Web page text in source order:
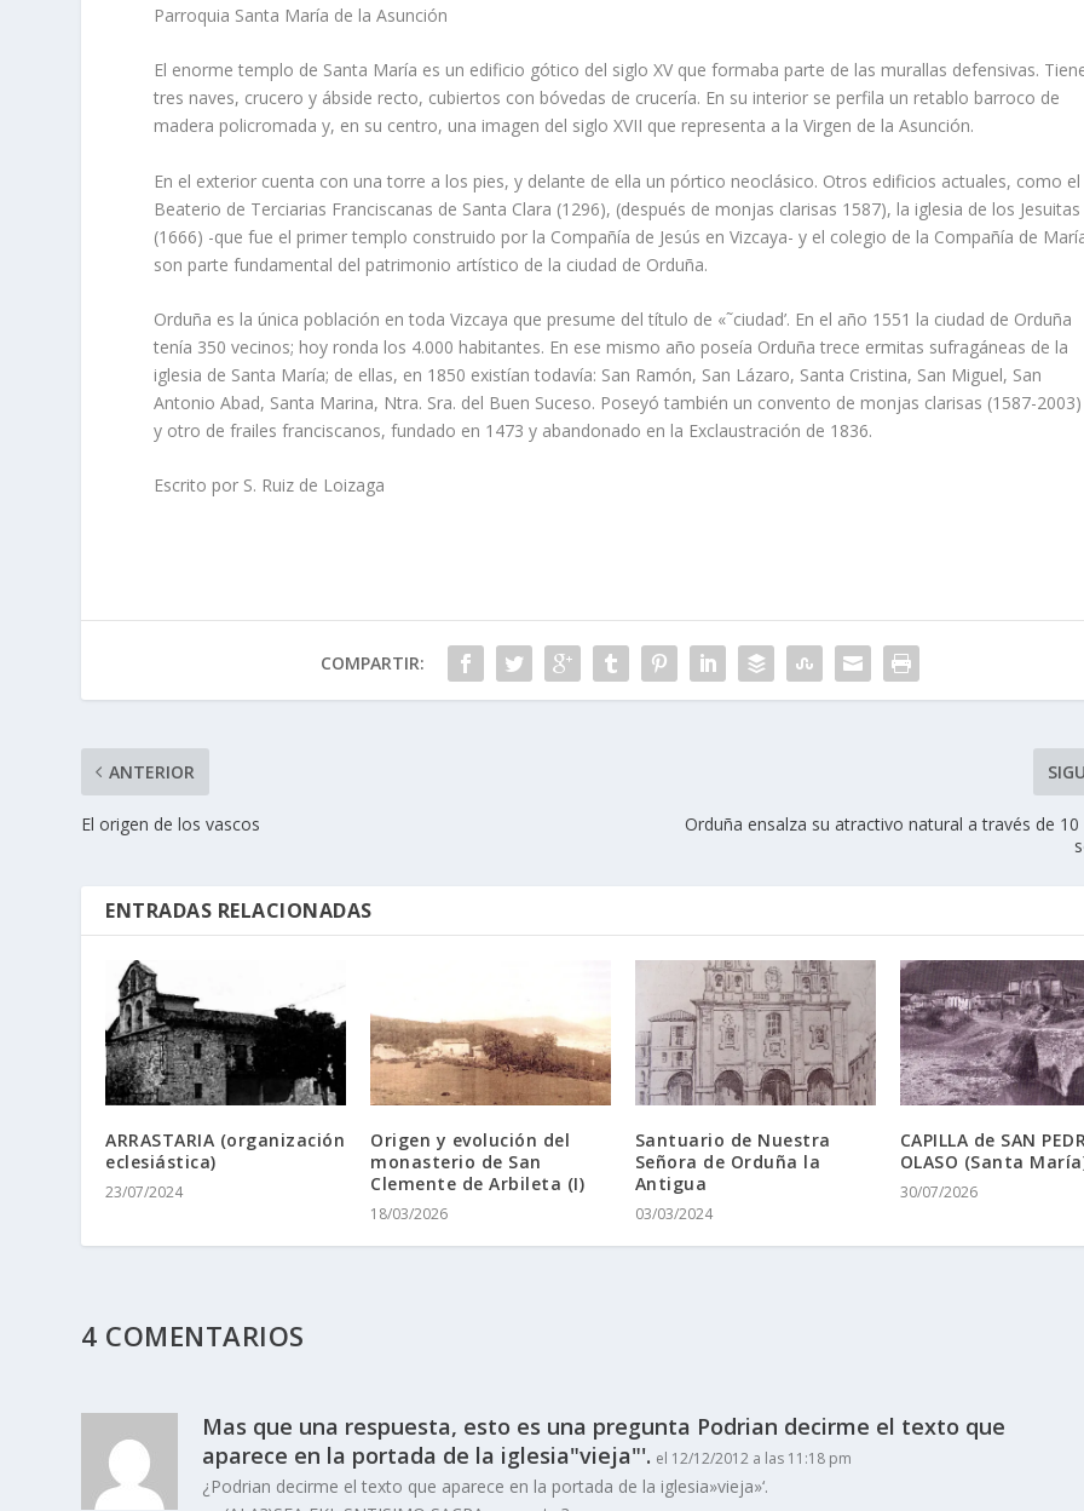
Parroquia Santa Marí­a de la Asunción
El enorme templo de Santa Marí­a es un edificio gótico del siglo XV que formaba parte de las murallas defensivas.
tres naves, crucero y ábside recto, cubiertos con bóvedas de crucerí­a. En su interior se perfila un retablo barroco de
madera policromada y, en su centro, una imagen del siglo XVII que representa a la Virgen de la Asunción.
En el exterior cuenta con una torre a los pies, y delante de ella un pórtico neoclásico. Otros edificios actuales, como el
Beaterio de Terciarias Franciscanas de Santa Clara (1296), (después de monjas clarisas 1587), la iglesia de los Jesuitas
(1666) -que fue el primer templo construido por la Compañí­a de Jesús en Vizcaya- y el colegio de la Compañí­a de
son parte fundamental del patrimonio artí­stico de la ciudad de Orduña.
Orduña es la única población en toda Vizcaya que presume del tí­tulo de «˜ciudad’. En el año 1551 la ciudad de Orduña
tení­a 350 vecinos; hoy ronda los 4.000 habitantes. En ese mismo año poseí­a Orduña trece ermitas sufragáneas de la
iglesia de Santa Marí­a; de ellas, en 1850 existí­an todaví­a: San Ramón, San Lázaro, Santa Cristina, San Miguel, San
Antonio Abad, Santa Marina, Ntra. Sra. del Buen Suceso. Poseyó también un convento de monjas clarisas (1587-2003)
y otro de frailes franciscanos, fundado en 1473 y abandonado en la Exclaustración de 1836.
Escrito por S. Ruiz de Loizaga
COMPARTIR:
ANTERIOR
El origen de los vascos
Orduña ensalza su atractivo natural a través de
ENTRADAS RELACIONADAS
ARRASTARIA (organización
eclesiástica)
23/07/2024
Origen y evolución del
monasterio de San
Clemente de Arbileta (I)
18/03/2026
Santuario de Nuestra
Señora de Orduña la
Antigua
03/03/2024
CAPILLA de SAN
OLASO (Santa
30/07/2026
4 COMENTARIOS
Mas que una respuesta, esto es una pregunta Podrian decirme el texto que
aparece en la portada de la iglesia"vieja"'. el 12/12/2012 a las 11:18 pm
¿Podrian decirme el texto que aparece en la portada de la iglesia»vieja»‘.